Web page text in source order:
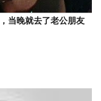
当晚就去了老公朋友